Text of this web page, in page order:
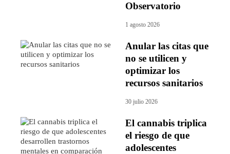
Observatorio
1 agosto 2026
Anular las citas que
no se utilicen y
optimizar los
recursos sanitarios
30 julio 2026
El cannabis triplica
el riesgo de que
adolescentes